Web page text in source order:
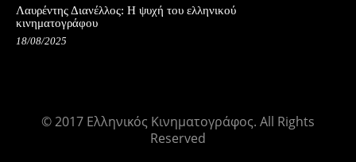
Λαυρέντης Διανέλλος: Η ψυχή του ελληνικού
κινηματογράφου
18/08/2025
© 2017 Ελληνικός Κινηματογράφος. All Rights
Reserved